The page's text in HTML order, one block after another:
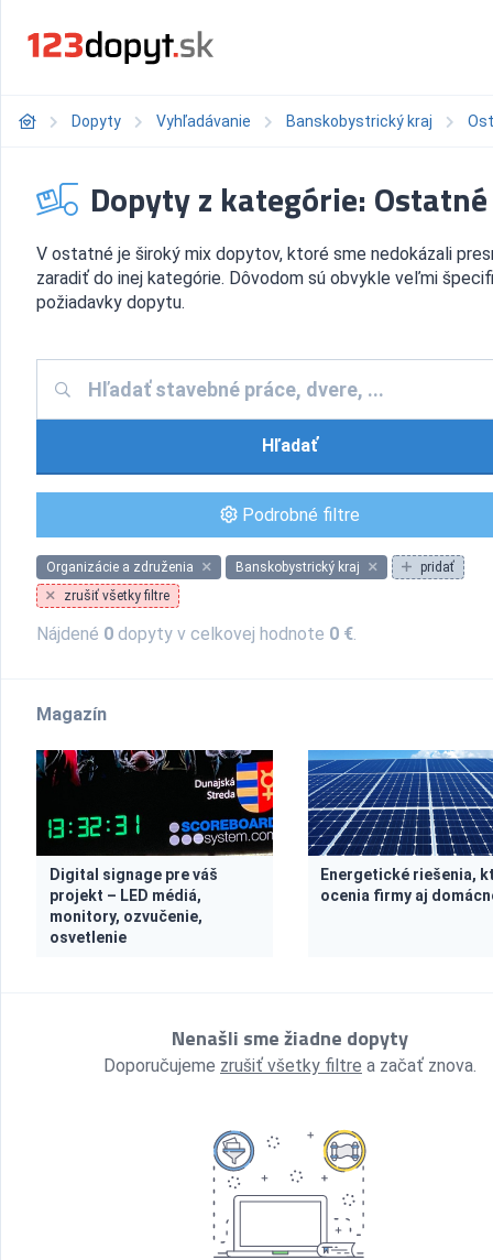
Dopyty Vyhľadávanie Banskobystrický kraj
Dopyty z kategórie: Ostatné
V ostatné je široký mix dopytov, ktoré sme nedokázali
zaradiť do inej kategórie. Dôvodom sú obvykle veľmi
požiadavky dopytu.
Hľadať
Podrobné filtre
Organizácie a združenia Banskobystrický kraj
pridať
zrušiť všetky filtre
Nájdené 0 dopyty v celkovej hodnote 0 €.
Magazín
Digital signage pre váš
projekt – LED médiá,
monitory, ozvučenie,
osvetlenie
Energetické riešenia,
ocenia firmy aj
Nenašli sme žiadne dopyty
Doporučujeme zrušiť všetky filtre a začať znova.